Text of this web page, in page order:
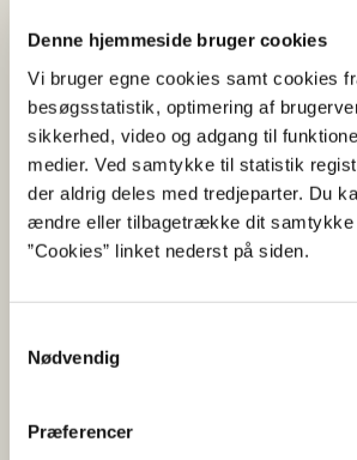
Denne hjemmeside bruger cookies
Vi bruger egne cookies samt cookies
besøgsstatistik, optimering af
sikkerhed, video og adgang til
medier. Ved samtykke til statistik
der aldrig deles med tredjeparter. Du
ændre eller tilbagetrække dit samtykke
”Cookies” linket nederst på siden.
Nødvendig
Præferencer
Dyreforsøgstilsynet behandler
dyreforsøg og foretager inspektioner
dyreforsøgsfaciliteter i Danmark.
rådgiver desuden om opstaldning
forsøgsdyr samt
Genveje
Gebyrer